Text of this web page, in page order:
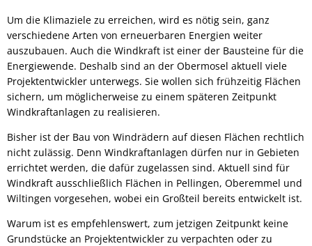
Um die Klimaziele zu erreichen, wird es nötig sein, ganz
verschiedene Arten von erneuerbaren Energien weiter
auszubauen. Auch die Windkraft ist einer der Bausteine für die
Energiewende. Deshalb sind an der Obermosel aktuell viele
Projektentwickler unterwegs. Sie wollen sich frühzeitig Flächen
sichern, um möglicherweise zu einem späteren Zeitpunkt
Windkraftanlagen zu realisieren.
Bisher ist der Bau von Windrädern auf diesen Flächen rechtlich
nicht zulässig. Denn Windkraftanlagen dürfen nur in Gebieten
errichtet werden, die dafür zugelassen sind. Aktuell sind für
Windkraft ausschließlich Flächen in Pellingen, Oberemmel und
Wiltingen vorgesehen, wobei ein Großteil bereits entwickelt ist.
Warum ist es empfehlenswert, zum jetzigen Zeitpunkt keine
Grundstücke an Projektentwickler zu verpachten oder zu